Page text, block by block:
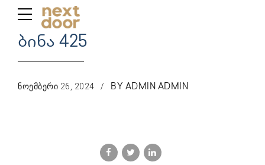
ბინა 425
ᲜᲝᲔᲛᲑᲔᲠᲘ 26, 2024 BY ADMIN ADMIN